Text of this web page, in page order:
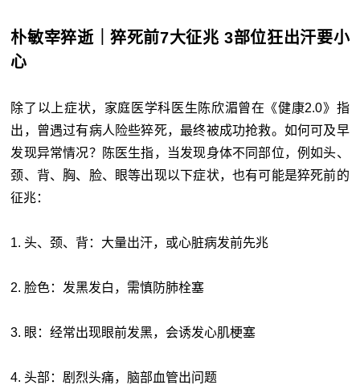
朴敏宰猝逝｜猝死前7大征兆 3部位狂出汗要小
心
除了以上症状，家庭医学科医生陈欣湄曾在《健康2.0》指
出，曾遇过有病人险些猝死，最终被成功抢救。如何可及早
发现异常情况？陈医生指，当发现身体不同部位，例如头、
颈、背、胸、脸、眼等出现以下症状，也有可能是猝死前的
征兆：
1. 头、颈、背：大量出汗，或心脏病发前先兆
2. 脸色：发黑发白，需慎防肺栓塞
3. 眼：经常出现眼前发黑，会诱发心肌梗塞
4. 头部：剧烈头痛，脑部血管出问题